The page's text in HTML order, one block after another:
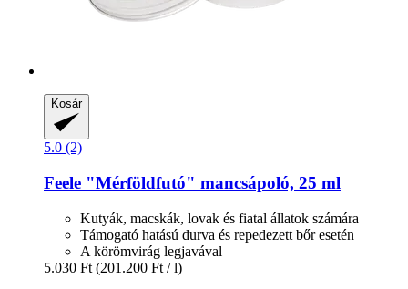
Kosár
5.0 (2)
Feele "Mérföldfutó" mancsápoló, 25 ml
Kutyák, macskák, lovak és fiatal állatok számára
Támogató hatású durva és repedezett bőr esetén
A körömvirág legjavával
5.030 Ft (201.200 Ft / l)